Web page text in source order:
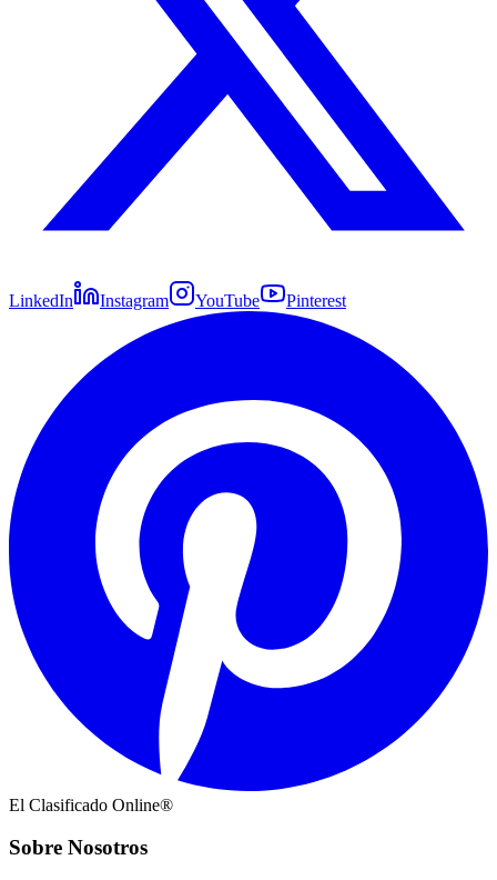
LinkedIn Instagram YouTube Pinterest
El Clasificado Online®
Sobre Nosotros